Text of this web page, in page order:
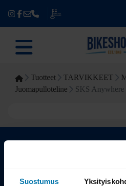
Suostumus
Tuotteet TARVIKKEET
Juomapulloteline
SKS